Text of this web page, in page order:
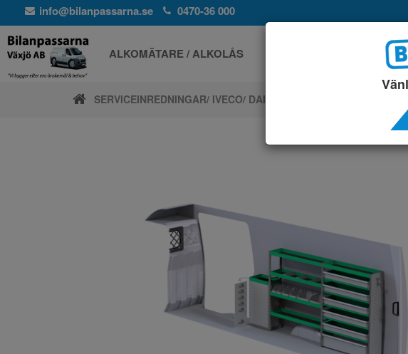
info@bilanpassarna.se 0470-36 000
ALKOMÄTARE / ALKOLÅS
SERVICEINREDNINGAR/ IVECO/ DAILY 16M3 14-